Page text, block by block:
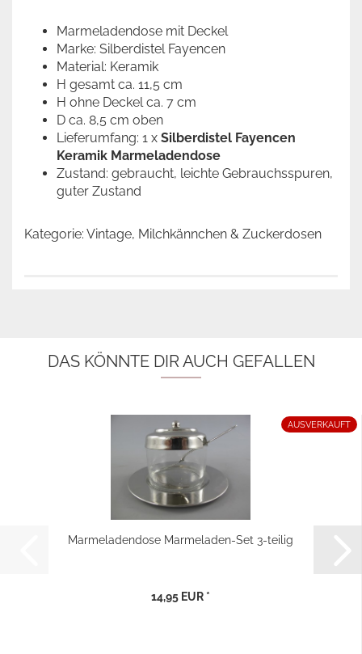
Marmeladendose mit Deckel
Marke: Silberdistel Fayencen
Material: Keramik
H gesamt ca. 11,5 cm
H ohne Deckel ca. 7 cm
D ca. 8,5 cm oben
Lieferumfang: 1 x Silberdistel Fayencen
Keramik Marmeladendose
Zustand: gebraucht, leichte Gebrauchsspuren,
guter Zustand
Kategorie: Vintage, Milchkännchen & Zuckerdosen
DAS KÖNNTE DIR AUCH GEFALLEN
AUSVERKAUFT
Marmeladendose Marmeladen-Set 3-teilig
14,95 EUR *